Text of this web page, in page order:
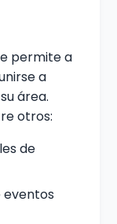
permite a
a
área.
otros:
de
eventos